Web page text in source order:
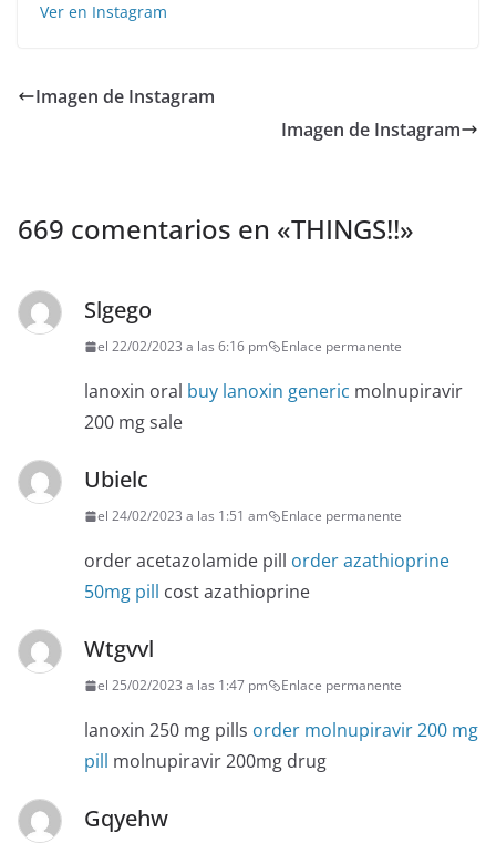
Ver en Instagram
Imagen de Instagram
Imagen de Instagram
669 comentarios en «THINGS!!»
Slgego
el 22/02/2023 a las 6:16 pm Enlace permanente
lanoxin oral buy lanoxin generic molnupiravir
200 mg sale
Ubielc
el 24/02/2023 a las 1:51 am Enlace permanente
order acetazolamide pill order azathioprine
50mg pill cost azathioprine
Wtgvvl
el 25/02/2023 a las 1:47 pm Enlace permanente
lanoxin 250 mg pills order molnupiravir 200 mg
pill molnupiravir 200mg drug
Gqyehw